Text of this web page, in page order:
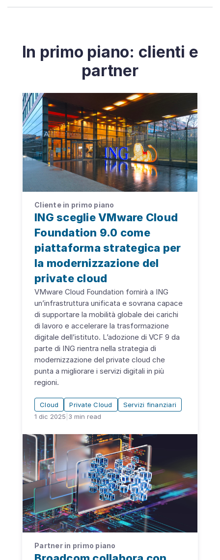
In primo piano: clienti e
partner
Cliente in primo piano
ING sceglie VMware Cloud
Foundation 9.0 come
piattaforma strategica per
la modernizzazione del
private cloud
VMware Cloud Foundation fornirà a ING
un’infrastruttura unificata e sovrana capace
di supportare la mobilità globale dei carichi
di lavoro e accelerare la trasformazione
digitale dell’istituto. L’adozione di VCF 9 da
parte di ING rientra nella strategia di
modernizzazione del private cloud che
punta a migliorare i servizi digitali in più
regioni.
Cloud Private Cloud
Servizi finanziari
1 dic 2025 3 min read
Partner in primo piano